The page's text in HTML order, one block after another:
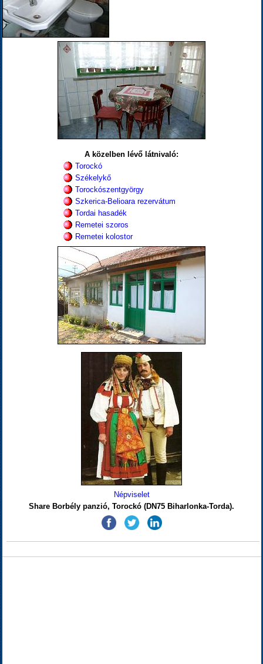
A közelben lévő látnivaló:
Torockó
Székelykő
Torockószentgyörgy
Szkerica-Belioara rezervátum
Tordai hasadék
Remetei szoros
Remetei kolostor
Népviselet
Share Borbély panzió, Torockó (DN75 Biharlonka-Torda).